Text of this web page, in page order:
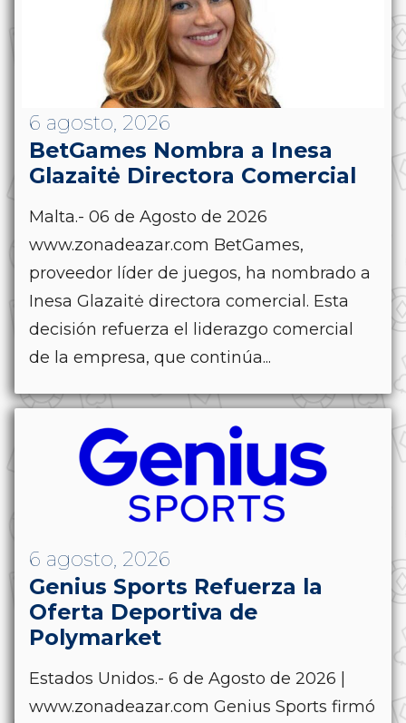
6 agosto, 2026
BetGames Nombra a Inesa
Glazaitė Directora Comercial
Malta.- 06 de Agosto de 2026
www.zonadeazar.com BetGames,
proveedor líder de juegos, ha nombrado a
Inesa Glazaitė directora comercial. Esta
decisión refuerza el liderazgo comercial
de la empresa, que continúa...
6 agosto, 2026
Genius Sports Refuerza la
Oferta Deportiva de
Polymarket
Estados Unidos.- 6 de Agosto de 2026 |
www.zonadeazar.com Genius Sports firmó